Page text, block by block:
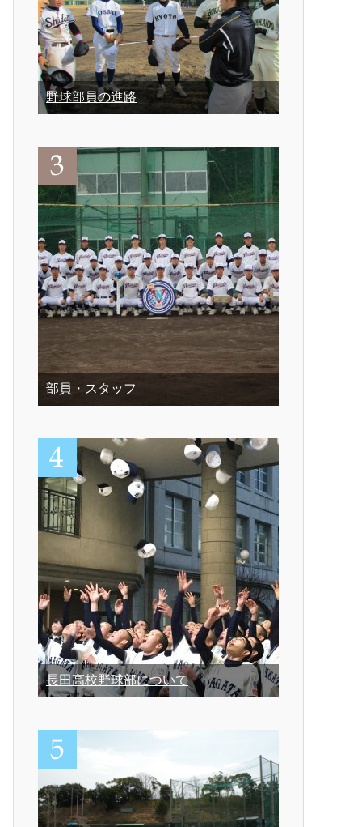
野球部員の進路
部員・スタッフ
長田高校野球部について